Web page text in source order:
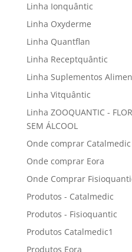
Linha Ionquântic
Linha Oxyderme
Linha Quantflan
Linha Receptquântic
Linha Suplementos
Linha Vitquântic
Linha ZOOQUANTIC -
SEM ÁLCOOL
Onde comprar Catalmedic
Onde comprar Eora
Onde Comprar
Produtos - Catalmedic
Produtos - Fisioquantic
Produtos Catalmedic1
Produtos Eora